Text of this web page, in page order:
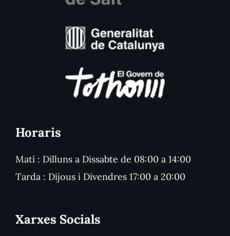
Horaris
Matí : Dilluns a Dissabte de 08:00 a 14:00
Tarda : Dijous i Divendres 17:00 a 20:00
Xarxes Socials